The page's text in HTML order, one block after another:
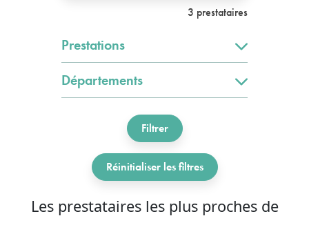
3 prestataires
Prestations
Départements
Filtrer
Réinitialiser les filtres
Les prestataires les plus proches de